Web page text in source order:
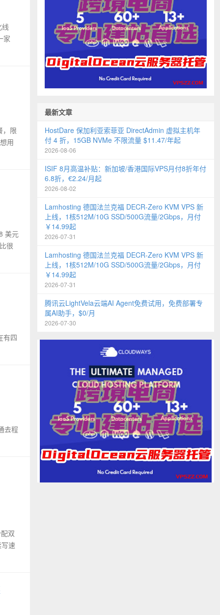
家
，限
用
美元
很
有四
去程
双
速
最新文章
HostDare 保加利亚索菲亚 DirectAdmin 虚拟主机年
付 4 折，15GB NVMe 不限流量 $11.47/年起
2026-08-06
ISIF 8月高温补贴：新加坡/香港国际VPS月付8折年付
6.8折，€2.24/月起
2026-08-02
Lamhosting 德国法兰克福 DECR-Zero KVM VPS 新
上线，1核512M/10G SSD/500G流量/2Gbps，月付
￥14.99起
2026-07-31
Lamhosting 德国法兰克福 DECR-Zero KVM VPS 新
上线，1核512M/10G SSD/500G流量/2Gbps，月付
￥14.99起
2026-07-31
腾讯云LightVela云端AI Agent免费试用，免费部署专
属AI助手，$0/月
2026-07-30